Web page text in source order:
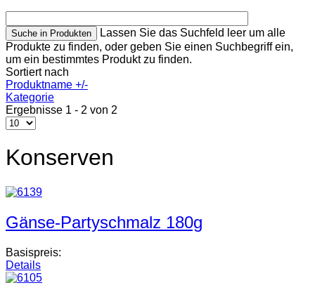
Lassen Sie das Suchfeld leer um alle
Produkte zu finden, oder geben Sie einen Suchbegriff ein,
um ein bestimmtes Produkt zu finden.
Sortiert nach
Produktname +/-
Kategorie
Ergebnisse 1 - 2 von 2
Konserven
Gänse-Partyschmalz 180g
Basispreis:
Details